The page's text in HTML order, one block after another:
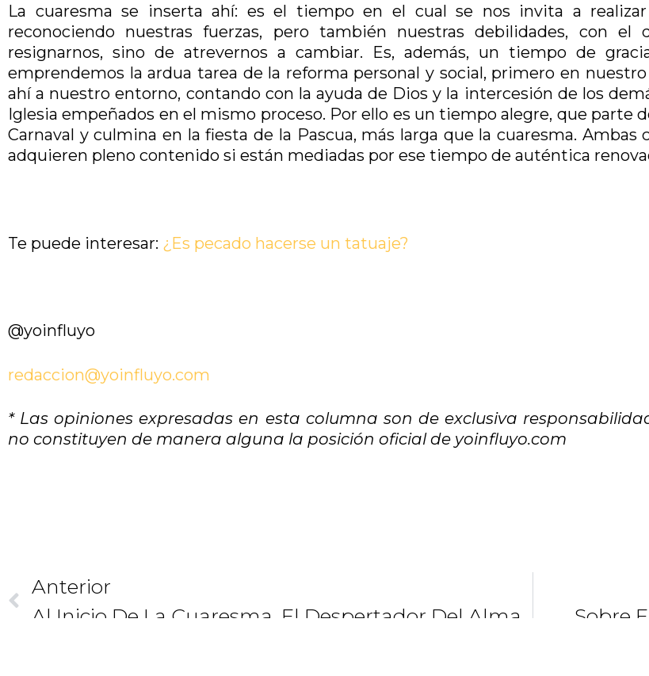
La cuaresma se inserta ahí: es el tiempo en el cual se nos invita a realizar
reconociendo nuestras fuerzas, pero también nuestras debilidades, con el
resignarnos, sino de atrevernos a cambiar. Es, además, un tiempo de
emprendemos la ardua tarea de la reforma personal y social, primero en
ahí a nuestro entorno, contando con la ayuda de Dios y la intercesión de los
Iglesia empeñados en el mismo proceso. Por ello es un tiempo alegre, que parte
Carnaval y culmina en la fiesta de la Pascua, más larga que la cuaresma. Ambas
adquieren pleno contenido si están mediadas por ese tiempo de auténtica
Te puede interesar: ¿Es pecado hacerse un tatuaje?
@yoinfluyo
redaccion@yoinfluyo.com
* Las opiniones expresadas en esta columna son de exclusiva
no constituyen de manera alguna la posición oficial de yoinfluyo.com
Anterior
Al Inicio De La Cuaresma. El Despertador Del Alma
Sobre